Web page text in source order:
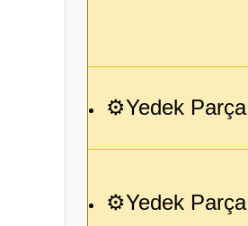
⚙️Yedek Parça
⚙️Yedek Parça